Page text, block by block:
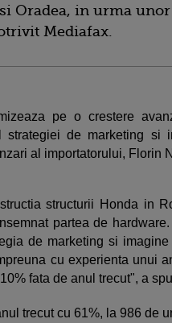
Oradea, in urma unor
Mediafax.
pe o crestere
de marketing si
al importatorului, Florin
structurii Honda in
partea de hardware.
de marketing si imagine
cu experienta unui
fata de anul trecut", a
trecut cu 61%, la 986 de